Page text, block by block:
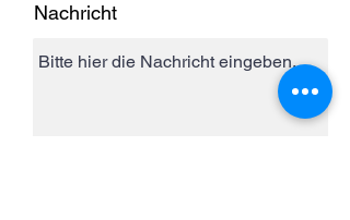
Nachricht